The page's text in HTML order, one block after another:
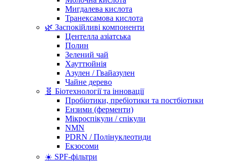
Мигдалева кислота
Транексамова кислота
🌿 Заспокійливі компоненти
Центелла азіатська
Полин
Зелений чай
Хауттюйнія
Азулен / Гвайазулен
Чайне дерево
🧬 Біотехнології та інновації
Пробіотики, пребіотики та постбіотики
Ензими (ферменти)
Мікроспікули / спікули
NMN
PDRN / Полінуклеотиди
Екзосоми
☀️ SPF-фільтри